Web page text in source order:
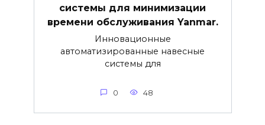
системы для минимизации
времени обслуживания Yanmar.
Инновационные
автоматизированные навесные
системы для
0 48